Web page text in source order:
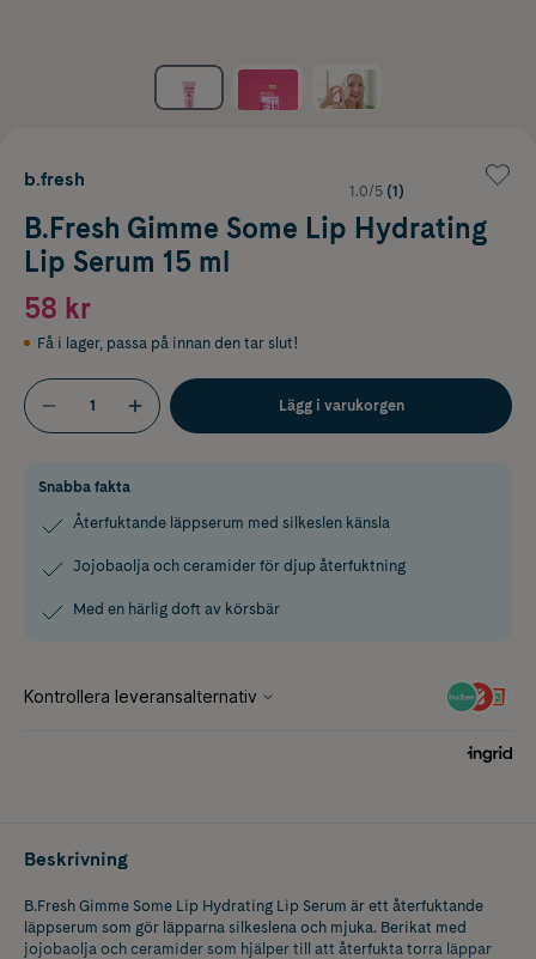
b.fresh
1.0/5 (1)
B.Fresh Gimme Some Lip Hydrating
Lip Serum 15 ml
58 kr
Få i lager, passa på innan den tar slut!
Lägg i varukorgen
Snabba fakta
Återfuktande läppserum med silkeslen känsla
Jojobaolja och ceramider för djup återfuktning
Med en härlig doft av körsbär
Beskrivning
B.Fresh Gimme Some Lip Hydrating Lip Serum är ett återfuktande
läppserum som gör läpparna silkeslena och mjuka. Berikat med
jojobaolja och ceramider som hjälper till att återfukta torra läppar